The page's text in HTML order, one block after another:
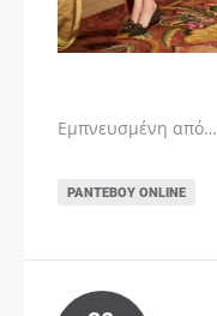
Εμπνευσμένη από…
ΡΑΝΤΕΒΟΎ ONLINE